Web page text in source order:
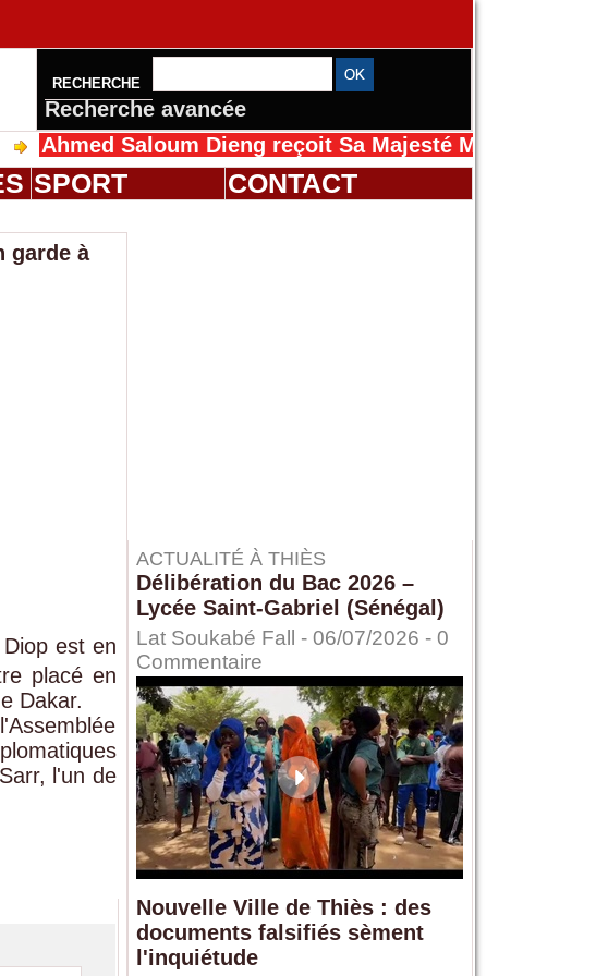
RECHERCHE
Recherche avancée
Saloum Dieng reçoit Sa Majesté Mansah Cissé au
SPORT CONTACT
garde à
est en
placé en
Dakar.
l'un de
ACTUALITÉ À THIÈS
Délibération du Bac 2026 –
Lycée Saint-Gabriel (Sénégal)
Lat Soukabé Fall - 06/07/2026 - 0
Commentaire
Nouvelle Ville de Thiès : des
documents falsifiés sèment
l'inquiétude